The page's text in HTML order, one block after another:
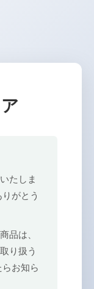
たしま
がとう
品は、
り扱う
お知ら